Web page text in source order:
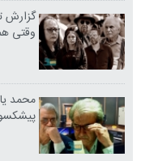
گزارش
وقتی
محمد